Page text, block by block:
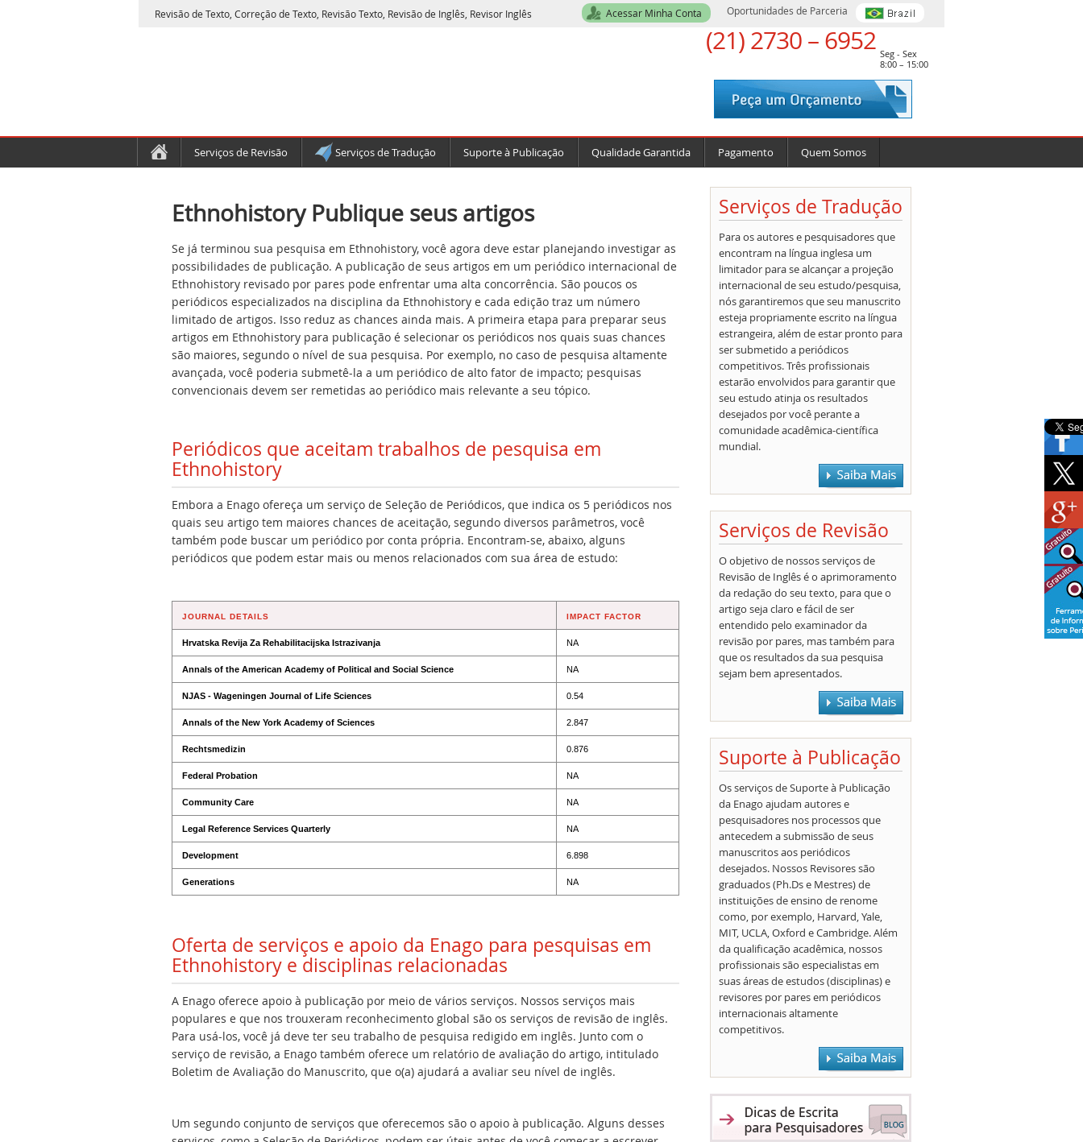
Revisão de Texto, Correção de Texto, Revisão Texto, Revisão de Inglês, Revisor Inglês Acessar Minha Conta Oportunidades de Parceria
(21) 2730 – 6952 Seg - Sex
8:00 – 15:00
Serviços de Revisão Serviços de Tradução Suporte à Publicação Qualidade Garantida Pagamento Quem Somos
Ethnohistory Publique seus artigos
Se já terminou sua pesquisa em Ethnohistory, você agora deve estar planejando investigar as
possibilidades de publicação. A publicação de seus artigos em um periódico internacional de
Ethnohistory revisado por pares pode enfrentar uma alta concorrência. São poucos os
periódicos especializados na disciplina da Ethnohistory e cada edição traz um número
limitado de artigos. Isso reduz as chances ainda mais. A primeira etapa para preparar seus
artigos em Ethnohistory para publicação é selecionar os periódicos nos quais suas chances
são maiores, segundo o nível de sua pesquisa. Por exemplo, no caso de pesquisa altamente
avançada, você poderia submetê-la a um periódico de alto fator de impacto; pesquisas
convencionais devem ser remetidas ao periódico mais relevante a seu tópico.
Periódicos que aceitam trabalhos de pesquisa em
Ethnohistory
Embora a Enago ofereça um serviço de Seleção de Periódicos, que indica os 5 periódicos nos
quais seu artigo tem maiores chances de aceitação, segundo diversos parâmetros, você
também pode buscar um periódico por conta própria. Encontram-se, abaixo, alguns
periódicos que podem estar mais ou menos relacionados com sua área de estudo:
JOURNAL DETAILS IMPACT FACTOR
Hrvatska Revija Za Rehabilitacijska Istrazivanja NA
Annals of the American Academy of Political and Social Science NA
NJAS - Wageningen Journal of Life Sciences 0.54
Annals of the New York Academy of Sciences 2.847
Rechtsmedizin 0.876
Federal Probation NA
Community Care NA
Legal Reference Services Quarterly NA
Development 6.898
Generations NA
Oferta de serviços e apoio da Enago para pesquisas em
Ethnohistory e disciplinas relacionadas
A Enago oferece apoio à publicação por meio de vários serviços. Nossos serviços mais
populares e que nos trouxeram reconhecimento global são os serviços de revisão de inglês.
Para usá-los, você já deve ter seu trabalho de pesquisa redigido em inglês. Junto com o
serviço de revisão, a Enago também oferece um relatório de avaliação do artigo, intitulado
Boletim de Avaliação do Manuscrito, que o(a) ajudará a avaliar seu nível de inglês.
Um segundo conjunto de serviços que oferecemos são o apoio à publicação. Alguns desses
Serviços de Tradução
Para os autores e pesquisadores que
encontram na língua inglesa um
limitador para se alcançar a projeção
internacional de seu estudo/pesquisa,
nós garantiremos que seu manuscrito
esteja propriamente escrito na língua
estrangeira, além de estar pronto para
ser submetido a periódicos
competitivos. Três profissionais
estarão envolvidos para garantir que
seu estudo atinja os resultados
desejados por você perante a
comunidade acadêmica-científica
mundial.
Serviços de Revisão
O objetivo de nossos serviços de
Revisão de Inglês é o aprimoramento
da redação do seu texto, para que o
artigo seja claro e fácil de ser
entendido pelo examinador da
revisão por pares, mas também para
que os resultados da sua pesquisa
sejam bem apresentados.
Suporte à Publicação
Os serviços de Suporte à Publicação
da Enago ajudam autores e
pesquisadores nos processos que
antecedem a submissão de seus
manuscritos aos periódicos
desejados. Nossos Revisores são
graduados (Ph.Ds e Mestres) de
instituições de ensino de renome
como, por exemplo, Harvard, Yale,
MIT, UCLA, Oxford e Cambridge. Além
da qualificação acadêmica, nossos
profissionais são especialistas em
suas áreas de estudos (disciplinas) e
revisores por pares em periódicos
internacionais altamente
competitivos.